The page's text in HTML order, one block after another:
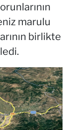
marulu
birlikte